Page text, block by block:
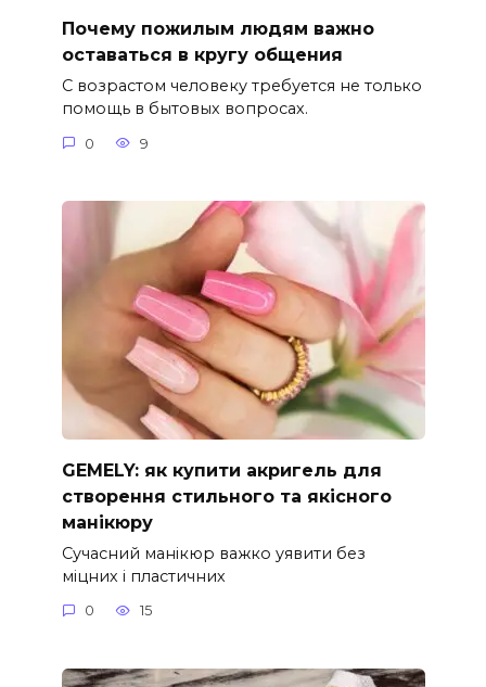
Почему пожилым людям важно
оставаться в кругу общения
С возрастом человеку требуется не только
помощь в бытовых вопросах.
0 9
GEMELY: як купити акригель для
створення стильного та якісного
манікюру
Сучасний манікюр важко уявити без
міцних і пластичних
0 15